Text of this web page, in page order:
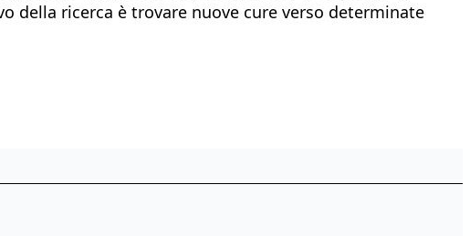
della ricerca è trovare nuove cure verso determinate